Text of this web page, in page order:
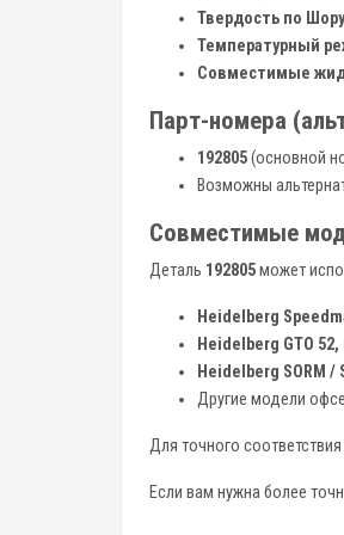
Твердость по
Температурный
Совместимые
Парт-номера
192805(основной
Возможны
Совместимые
Деталь 192805может
Heidelberg
Heidelberg GTO 52,
Heidelberg SORM /
Другие модели
Для точного
Если вам нужна более